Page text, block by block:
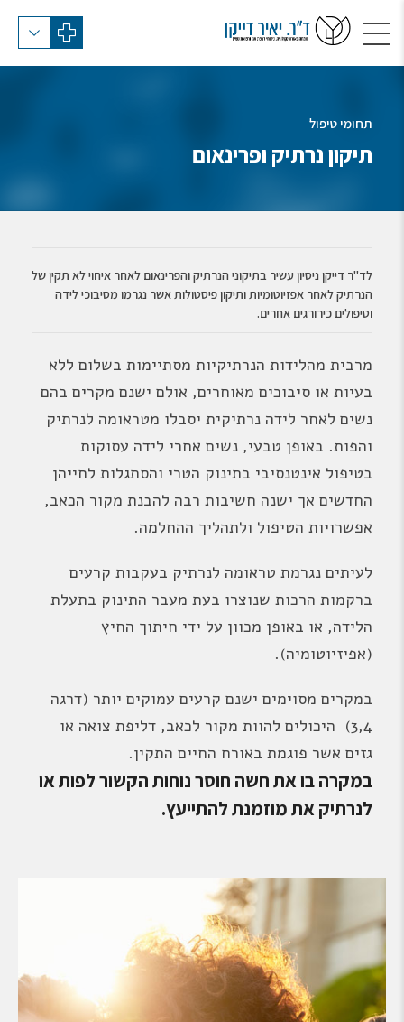
תחומי טיפול
תיקון נרתיק ופרינאום
לד"ר דייקן ניסיון עשיר בתיקוני הנרתיק והפרינאום לאחר איחוי לא תקין של
הנרתיק לאחר אפזיוטומיות ותיקון פיסטולות אשר נגרמו מסיבוכי לידה
וטיפולים כירורגים אחרים.
מרבית מהלידות הנרתיקיות מסתיימות בשלום ללא
בעיות או סיבוכים מאוחרים, אולם ישנם מקרים בהם
נשים לאחר לידה נרתיקית יסבלו מטראומה לנרתיק
והפות. באופן טבעי, נשים אחרי לידה עסוקות
בטיפול אינטנסיבי בתינוק הטרי והסתגלות לחייהן
החדשים אך ישנה חשיבות רבה להבנת מקור הכאב,
אפשרויות הטיפול ולתהליך ההחלמה.
לעיתים נגרמת טראומה לנרתיק בעקבות קרעים
ברקמות הרכות שנוצרו בעת מעבר התינוק בתעלת
הלידה, או באופן מכוון על ידי חיתוך החיץ
(אפיזיוטומיה).
במקרים מסוימים ישנם קרעים עמוקים יותר (דרגה
3,4) היכולים להוות מקור לכאב, דליפת צואה או
גזים אשר פוגמת באורח החיים התקין.
במקרה בו את חשה חוסר נוחות הקשור לפות או
לנרתיק את מוזמנת להתייעץ.